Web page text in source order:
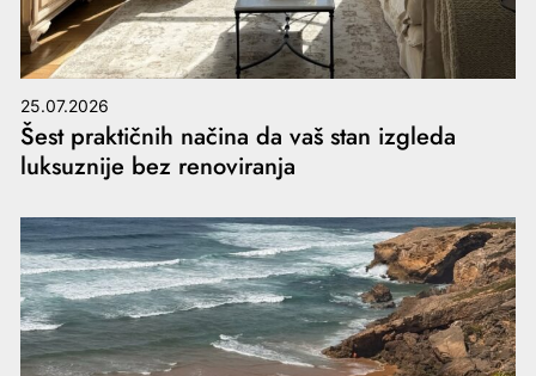
25.07.2026
Šest praktičnih načina da vaš stan izgleda
luksuznije bez renoviranja